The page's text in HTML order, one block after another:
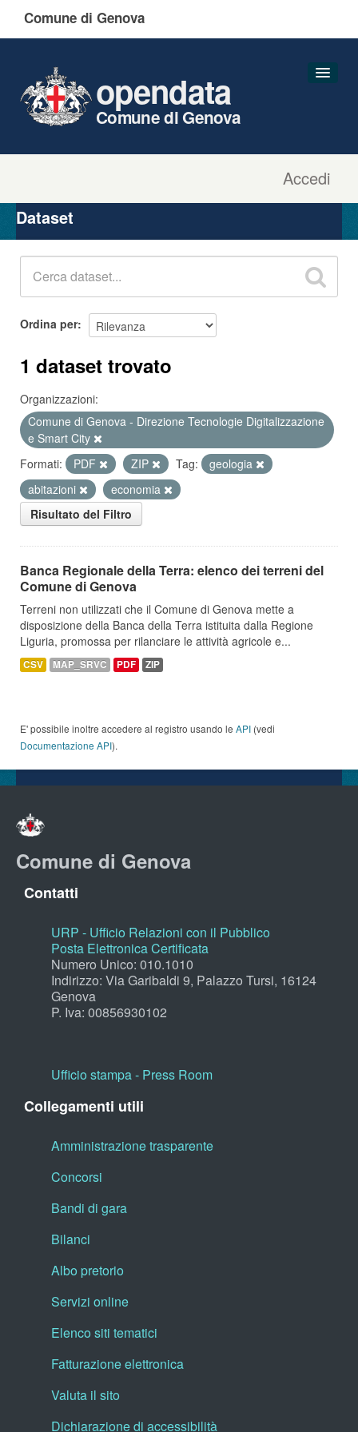
Comune di Genova
Accedi
opendata
Comune di Genova
Organizzazioni
Gruppi
Dataset
Ordina per
1 dataset trovato
Organizzazioni:
Comune di Genova - Direzione Tecnologie Digitalizzazione
e Smart City
Formati:
PDF ZIP Tag:
geologia
abitazioni
economia
Risultato del Filtro
Banca Regionale della Terra: elenco dei terreni del
Comune di Genova
Terreni non utilizzati che il Comune di Genova mette a
disposizione della Banca della Terra istituita dalla Regione
Liguria, promossa per rilanciare le attività agricole e...
CSV MAP_SRVC PDF ZIP
E' possibile inoltre accedere al registro usando le API (vedi
Documentazione API).
Comune di Genova
Contatti
URP - Ufficio Relazioni con il Pubblico
Posta Elettronica Certificata
Numero Unico: 010.1010
Indirizzo: Via Garibaldi 9, Palazzo Tursi, 16124
Genova
P. Iva: 00856930102
Ufficio stampa - Press Room
Collegamenti utili
Amministrazione trasparente
Concorsi
Bandi di gara
Bilanci
Albo pretorio
Servizi online
Elenco siti tematici
Fatturazione elettronica
Valuta il sito
Dichiarazione di accessibilità